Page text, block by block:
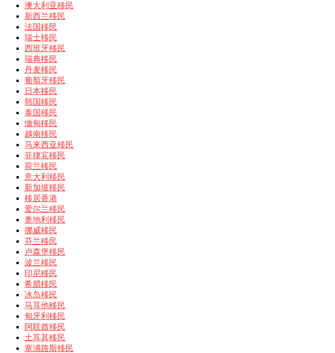
澳大利亚移民
新西兰移民
法国移民
瑞士移民
西班牙移民
瑞典移民
丹麦移民
葡萄牙移民
日本移民
韩国移民
泰国移民
缅甸移民
越南移民
马来西亚移民
菲律宾移民
荷兰移民
意大利移民
新加坡移民
移居香港
爱尔兰移民
奥地利移民
挪威移民
芬兰移民
卢森堡移民
波兰移民
印尼移民
希腊移民
冰岛移民
马耳他移民
匈牙利移民
阿联酋移民
土耳其移民
塞浦路斯移民